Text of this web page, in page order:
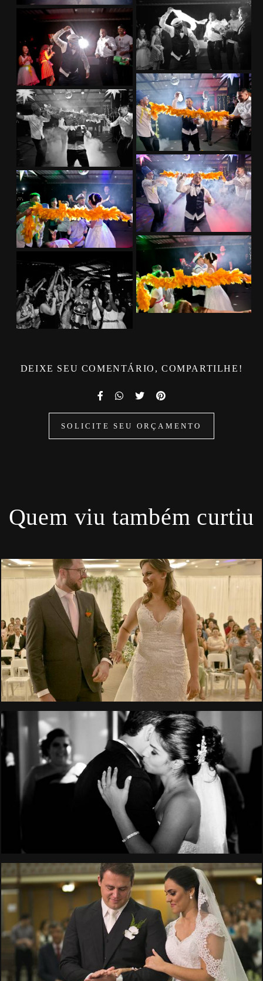
DEIXE SEU COMENTÁRIO, COMPARTILHE!
SOLICITE SEU ORÇAMENTO
Quem viu também curtiu
1722 119
2180 0
3128 133